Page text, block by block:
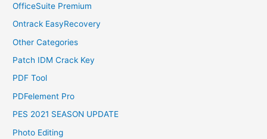
OfficeSuite Premium
Ontrack EasyRecovery
Other Categories
Patch IDM Crack Key
PDF Tool
PDFelement Pro
PES 2021 SEASON UPDATE
Photo Editing